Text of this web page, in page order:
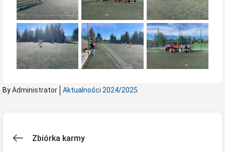
ByAdministrator Aktualności 2024/2025
Nawigacja
Zbiórka karmy